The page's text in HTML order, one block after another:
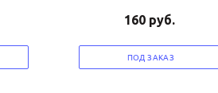
160руб.
ПОД ЗАКАЗ